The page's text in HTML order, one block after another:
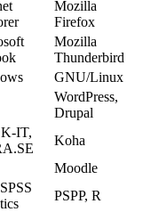
Mozilla
Firefox
Mozilla
Thunderbird
GNU/Linux
WordPress,
Drupal
IT,
Koha
Moodle
PSPP, R